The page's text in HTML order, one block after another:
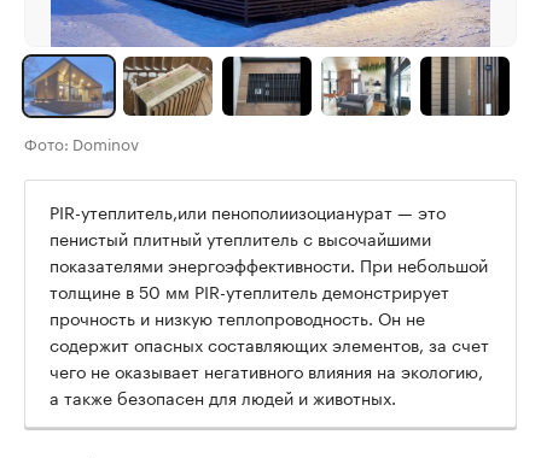
Фото: Dominov
PIR-утеплитель,или пенополиизоцианурат — это
пенистый плитный утеплитель с высочайшими
показателями энергоэффективности. При небольшой
толщине в 50 мм PIR-утеплитель демонстрирует
прочность и низкую теплопроводность. Он не
содержит опасных составляющих элементов, за счет
чего не оказывает негативного влияния на экологию,
а также безопасен для людей и животных.